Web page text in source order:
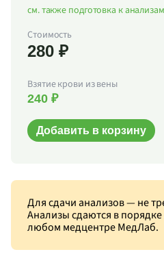
Для сдачи анализов — не
Анализы сдаются в
любом медцентре МедЛаб.
см. также подготовка к анализам
Стоимость
280 ₽
Взятие крови из вены
240 ₽
Добавить в корзину